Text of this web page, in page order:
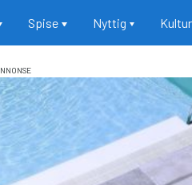
Spise Nyttig Kultur